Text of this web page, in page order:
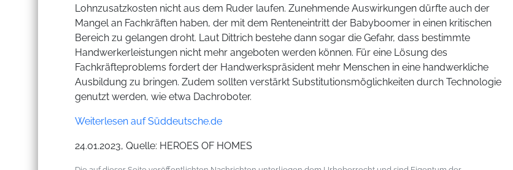
Lohnzusatzkosten nicht aus dem Ruder laufen. Zunehmende Auswirkungen dürfte auch der
Mangel an Fachkräften haben, der mit dem Renteneintritt der Babyboomer in einen kritischen
Bereich zu gelangen droht. Laut Dittrich bestehe dann sogar die Gefahr, dass bestimmte
Handwerkerleistungen nicht mehr angeboten werden können. Für eine Lösung des
Fachkräfteproblems fordert der Handwerkspräsident mehr Menschen in eine handwerkliche
Ausbildung zu bringen. Zudem sollten verstärkt Substitutionsmöglichkeiten durch Technologie
genutzt werden, wie etwa Dachroboter.
Weiterlesen auf Süddeutsche.de
24.01.2023, Quelle: HEROES OF HOMES